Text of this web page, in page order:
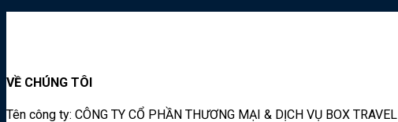
VỀ CHÚNG TÔI
Tên công ty: CÔNG TY CỔ PHẦN THƯƠNG MẠI & DỊCH VỤ BOX TRAVEL